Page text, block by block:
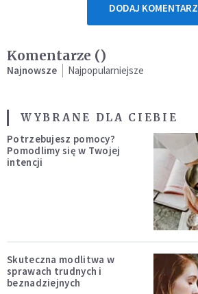
DODAJ KOMENTARZ
Komentarze ()
Najnowsze Najpopularniejsze
WYBRANE DLA CIEBIE
Potrzebujesz pomocy?
Pomodlimy się w Twojej
intencji
Skuteczna modlitwa w
sprawach trudnych i
beznadziejnych